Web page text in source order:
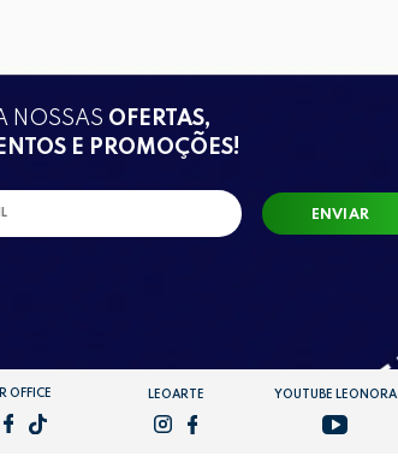
NOSSAS OFERTAS,
E PROMOÇÕES!
ENVIAR
OFFICE LEOARTE YOUTUBE LEONORA